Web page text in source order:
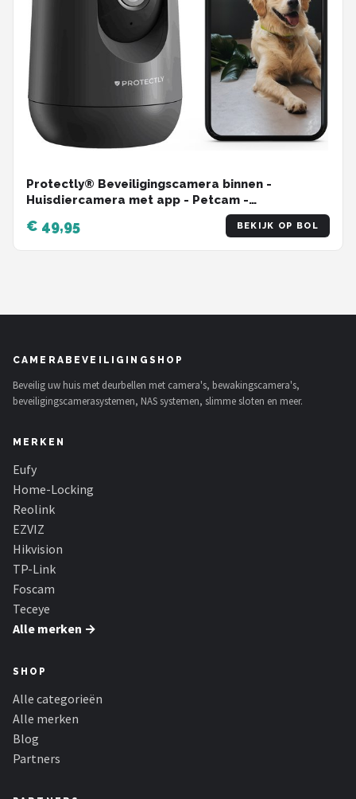
Protectly® Beveiligingscamera binnen -
Huisdiercamera met app - Petcam -
Hondencamera - Met WiFi APP - 2K 3MP Ultra HD
- Volgt beweging en geluidsdetectie - Indoor
Camera - Zwart
€ 49,95 BEKIJK OP BOL
CAMERABEVEILIGINGSHOP
Beveilig uw huis met deurbellen met camera's, bewakingscamera's,
beveiligingscamerasystemen, NAS systemen, slimme sloten en meer.
MERKEN
Eufy
Home-Locking
Reolink
EZVIZ
Hikvision
TP-Link
Foscam
Teceye
Alle merken →
SHOP
Alle categorieën
Alle merken
Blog
Partners